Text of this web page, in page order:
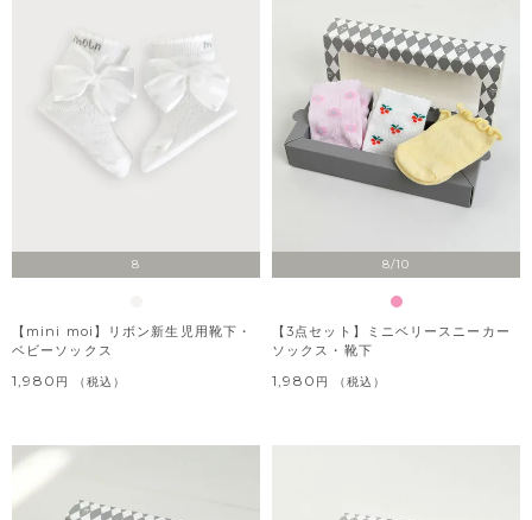
8
【mini moi】リボン新生児用靴下・
ベビーソックス
1,980 税込
8/10
【3点セット】ミニベリースニーカー
ソックス・靴下
1,980 税込